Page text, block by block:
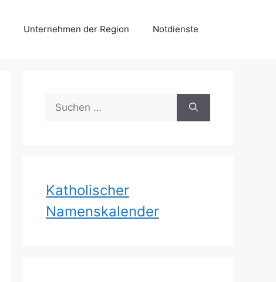
Unternehmen der Region Notdienste
Suchen
nach:
Katholischer
Namenskalender